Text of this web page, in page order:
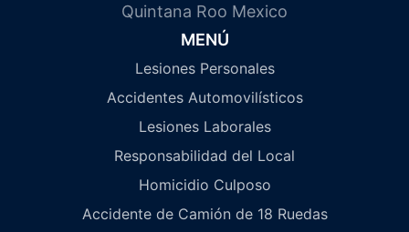
Quintana Roo Mexico
MENÚ
Lesiones Personales
Accidentes Automovilísticos
Lesiones Laborales
Responsabilidad del Local
Homicidio Culposo
Accidente de Camión de 18 Ruedas